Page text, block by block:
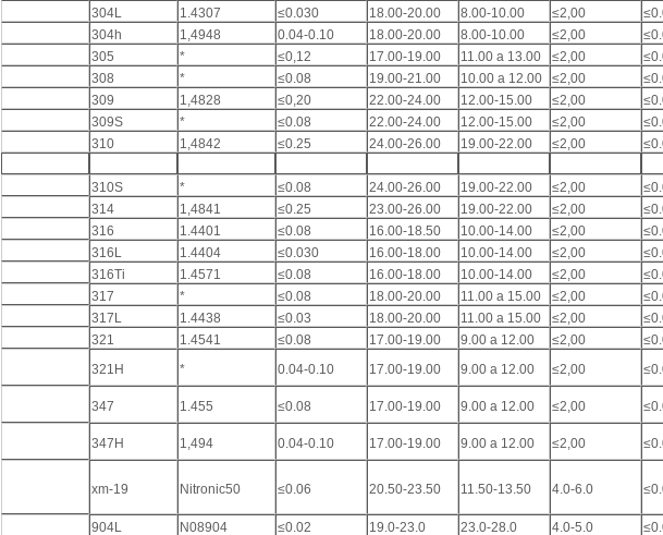
304L
1.4307 ≤0.030 18.00-20.00 8.00-10.00 ≤2,00
304h
1,4948 0.04-0.10 18.00-20.00 8.00-10.00 ≤2,00
305
* ≤0,12 17.00-19.00 11.00 a 13.00 ≤2,00
308
* ≤0.08 19.00-21.00 10.00 a 12.00 ≤2,00
309
1,4828 ≤0,20 22.00-24.00 12.00-15.00 ≤2,00
309S
* ≤0.08 22.00-24.00 12.00-15.00 ≤2,00
310
1,4842 ≤0.25 24.00-26.00 19.00-22.00 ≤2,00
310S * ≤0.08 24.00-26.00 19.00-22.00 ≤2,00
314
1,4841 ≤0.25 23.00-26.00 19.00-22.00 ≤2,00
316
1.4401 ≤0.08 16.00-18.50 10.00-14.00 ≤2,00
316L
1.4404 ≤0.030 16.00-18.00 10.00-14.00 ≤2,00
316Ti
1.4571 ≤0.08 16.00-18.00 10.00-14.00 ≤2,00
317
* ≤0.08 18.00-20.00 11.00 a 15.00 ≤2,00
317L
1.4438 ≤0.03 18.00-20.00 11.00 a 15.00 ≤2,00
321
1.4541 ≤0.08 17.00-19.00 9.00 a 12.00 ≤2,00
321H
* 0.04-0.10 17.00-19.00 9.00 a 12.00 ≤2,00
347 1.455 ≤0.08 17.00-19.00 9.00 a 12.00 ≤2,00
347H 1,494 0.04-0.10 17.00-19.00 9.00 a 12.00 ≤2,00
xm-19 Nitronic50 ≤0.06 20.50-23.50 11.50-13.50 4.0-6.0
904L N08904 ≤0.02 19.0-23.0 23.0-28.0 4.0-5.0